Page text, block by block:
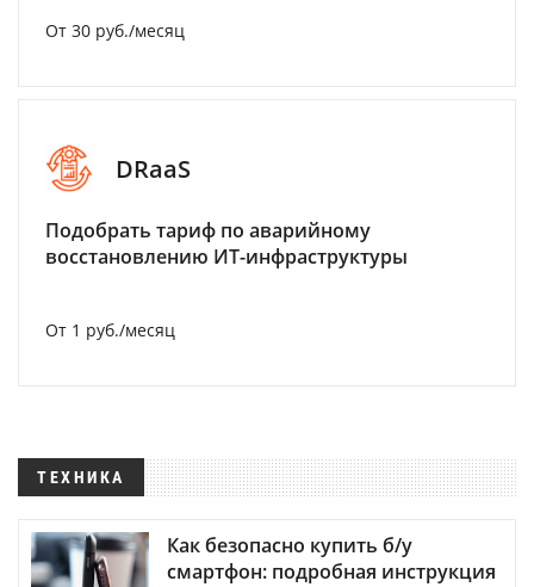
От 30 руб./месяц
DRaaS
Подобрать тариф по аварийному
восстановлению ИТ-инфраструктуры
От 1 руб./месяц
ТЕХНИКА
Как безопасно купить б/у
смартфон: подробная инструкция